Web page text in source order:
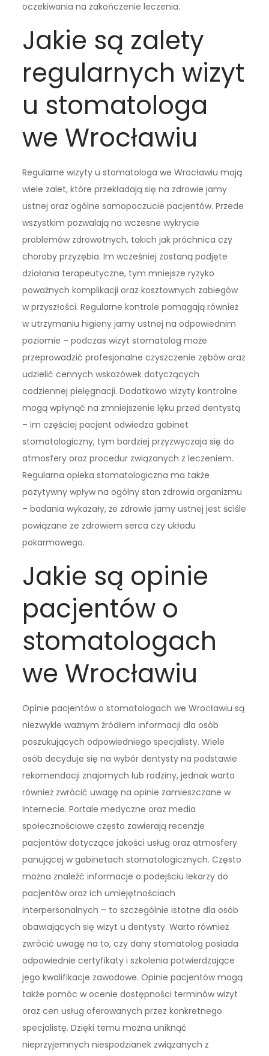
oczekiwania na zakończenie leczenia.
Jakie są zalety
regularnych wizyt
u stomatologa
we Wrocławiu
Regularne wizyty u stomatologa we Wrocławiu mają
wiele zalet, które przekładają się na zdrowie jamy
ustnej oraz ogólne samopoczucie pacjentów. Przede
wszystkim pozwalają na wczesne wykrycie
problemów zdrowotnych, takich jak próchnica czy
choroby przyzębia. Im wcześniej zostaną podjęte
działania terapeutyczne, tym mniejsze ryzyko
poważnych komplikacji oraz kosztownych zabiegów
w przyszłości. Regularne kontrole pomagają również
w utrzymaniu higieny jamy ustnej na odpowiednim
poziomie – podczas wizyt stomatolog może
przeprowadzić profesjonalne czyszczenie zębów oraz
udzielić cennych wskazówek dotyczących
codziennej pielęgnacji. Dodatkowo wizyty kontrolne
mogą wpłynąć na zmniejszenie lęku przed dentystą
– im częściej pacjent odwiedza gabinet
stomatologiczny, tym bardziej przyzwyczaja się do
atmosfery oraz procedur związanych z leczeniem.
Regularna opieka stomatologiczna ma także
pozytywny wpływ na ogólny stan zdrowia organizmu
– badania wykazały, że zdrowie jamy ustnej jest ściśle
powiązane ze zdrowiem serca czy układu
pokarmowego.
Jakie są opinie
pacjentów o
stomatologach
we Wrocławiu
Opinie pacjentów o stomatologach we Wrocławiu są
niezwykle ważnym źródłem informacji dla osób
poszukujących odpowiedniego specjalisty. Wiele
osób decyduje się na wybór dentysty na podstawie
rekomendacji znajomych lub rodziny, jednak warto
również zwrócić uwagę na opinie zamieszczane w
Internecie. Portale medyczne oraz media
społecznościowe często zawierają recenzje
pacjentów dotyczące jakości usług oraz atmosfery
panującej w gabinetach stomatologicznych. Często
można znaleźć informacje o podejściu lekarzy do
pacjentów oraz ich umiejętnościach
interpersonalnych – to szczególnie istotne dla osób
obawiających się wizyt u dentysty. Warto również
zwrócić uwagę na to, czy dany stomatolog posiada
odpowiednie certyfikaty i szkolenia potwierdzające
jego kwalifikacje zawodowe. Opinie pacjentów mogą
także pomóc w ocenie dostępności terminów wizyt
oraz cen usług oferowanych przez konkretnego
specjalistę. Dzięki temu można uniknąć
nieprzyjemnych niespodzianek związanych z